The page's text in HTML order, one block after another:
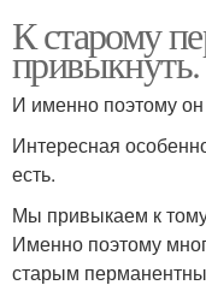
К старому
привыкнуть.
И именно поэтому
Интересная
есть.
Мы привыкаем к
Именно поэтому
старым